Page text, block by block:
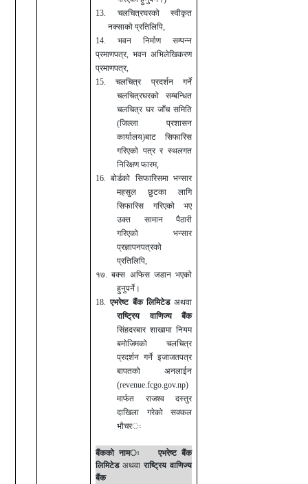
13. चलचित्रघरको स्वीकृत
नक्साको प्रतिलिपि,
14. भवन निर्माण सम्पन्न
प्रमाणपत्र, भवन अभिलेखिकरण
प्रमाणपत्र,
15. चलचित्र प्रदर्शन गर्ने
चलचित्रघरको सम्बन्धित
चलचित्र घर जाँच समिति
(जिल्ला प्रशासन
कार्यालय)बाट सिफारिस
गरिएको पत्र र स्थलगत
निरिक्षण फारम,
16. बोर्डको सिफारिसमा भन्सार
महसुल छुटका लागि
सिफारिस गरिएको भए
उक्त सामान पैठारी
गरिएको भन्सार
प्रज्ञापनपत्रको
प्रतिलिपि,
१७. बक्स अफिस जडान भएको
हुनुपर्ने।
18.एभरेष्ट बैंक लिमिटेडअथवा
राष्ट्रिय वाणिज्य बैंक
सिंहदरबार शाखामा नियम
बमोजिमको चलचित्र
प्रदर्शन गर्ने इजाजतपत्र
बापतको अनलाईन
(revenue.fcgo.gov.np)
मार्फत राजश्व दस्तुर
दाखिला
गरेको सक्कल
भौचरः
बैंकको नामः एभरेष्ट बैंक
लिमिटेड अथवाराष्ट्रिय वाणिज्य
बैंक